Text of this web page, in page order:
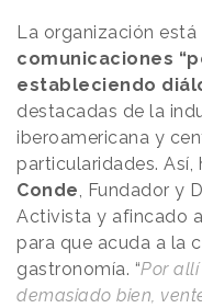
La organización
comunicaciones
estableciendo
destacadas de la
iberoamericana y
particularidades.
Conde, Fundador y
Activista y afincado
para que acuda a la
gastronomía. “Por allí
demasiado bien,